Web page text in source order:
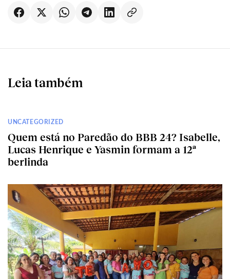
Leia também
UNCATEGORIZED
Quem está no Paredão do BBB 24? Isabelle,
Lucas Henrique e Yasmin formam a 12ª
berlinda